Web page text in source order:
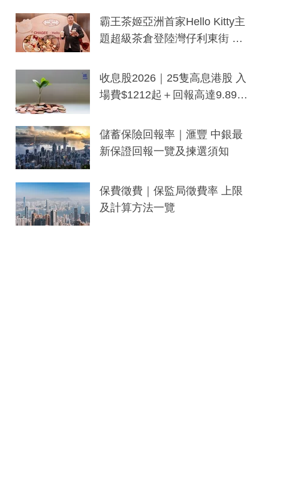
分鐘生成「貼地」宣傳短片
霸王茶姬亞洲首家Hello Kitty主
題超級茶倉登陸灣仔利東街 推
y及香港限定特調系列
收息股2026｜25隻高息港股 入
場費$1212起＋回報高達9.89
儲蓄保險回報率｜滙豐 中銀最
新保證回報一覽及揀選須知
保費徵費｜保監局徵費率 上限
及計算方法一覽